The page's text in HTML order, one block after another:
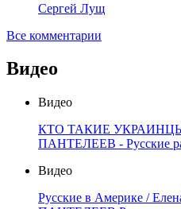
Сергей Лущ
Все комментарии
Видео
Видео
КТО ТАКИЕ УКРАИНЦЫ
ПАНТЕЛЕЕВ - Русские
Видео
Русские в Америке /